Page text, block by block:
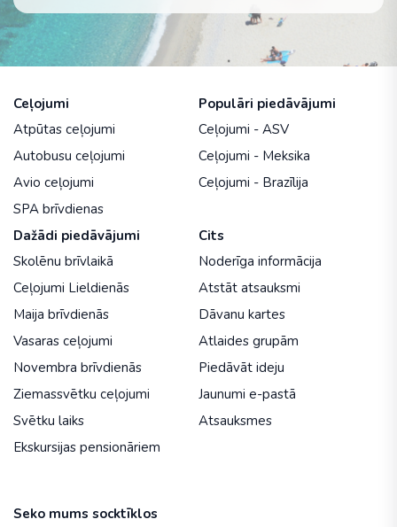
Ceļojumi
Atpūtas ceļojumi
Autobusu ceļojumi
Avio ceļojumi
SPA brīvdienas
Populāri piedāvājumi
Ceļojumi - ASV
Ceļojumi - Meksika
Ceļojumi - Brazīlija
Dažādi piedāvājumi
Skolēnu brīvlaikā
Ceļojumi Lieldienās
Maija brīvdienās
Vasaras ceļojumi
Novembra brīvdienās
Ziemassvētku ceļojumi
Svētku laiks
Ekskursijas pensionāriem
Cits
Noderīga informācija
Atstāt atsauksmi
Dāvanu kartes
Atlaides grupām
Piedāvāt ideju
Jaunumi e-pastā
Atsauksmes
Seko mums socktīklos